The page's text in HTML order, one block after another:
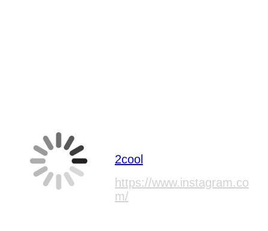
2cool
https://www.instagram.co
m/